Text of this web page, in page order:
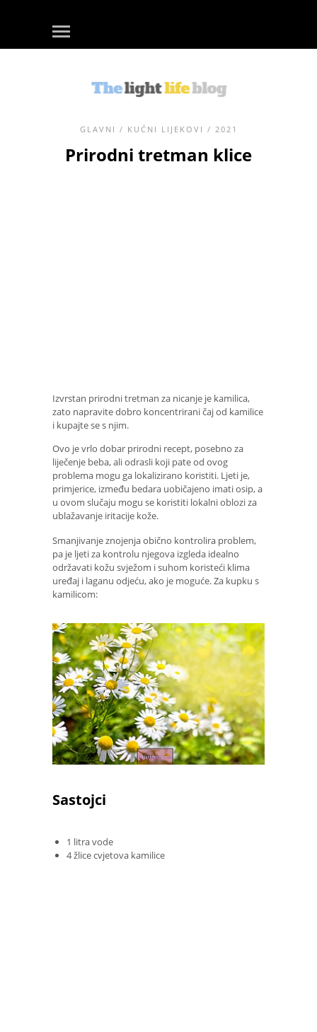
GLAVNI / KUĆNI LIJEKOVI / 2021
Prirodni tretman klice
Izvrstan prirodni tretman za nicanje je kamilica,
zato napravite dobro koncentrirani čaj od kamilice
i kupajte se s njim.
Ovo je vrlo dobar prirodni recept, posebno za
liječenje beba, ali odrasli koji pate od ovog
problema mogu ga lokalizirano koristiti. Ljeti je,
primjerice, između bedara uobičajeno imati osip, a
u ovom slučaju mogu se koristiti lokalni oblozi za
ublažavanje iritacije kože.
Smanjivanje znojenja obično kontrolira problem,
pa je ljeti za kontrolu njegova izgleda idealno
održavati kožu svježom i suhom koristeći klima
uređaj i laganu odjeću, ako je moguće. Za kupku s
kamilicom:
Sastojci
1 litra vode
4 žlice cvjetova kamilice